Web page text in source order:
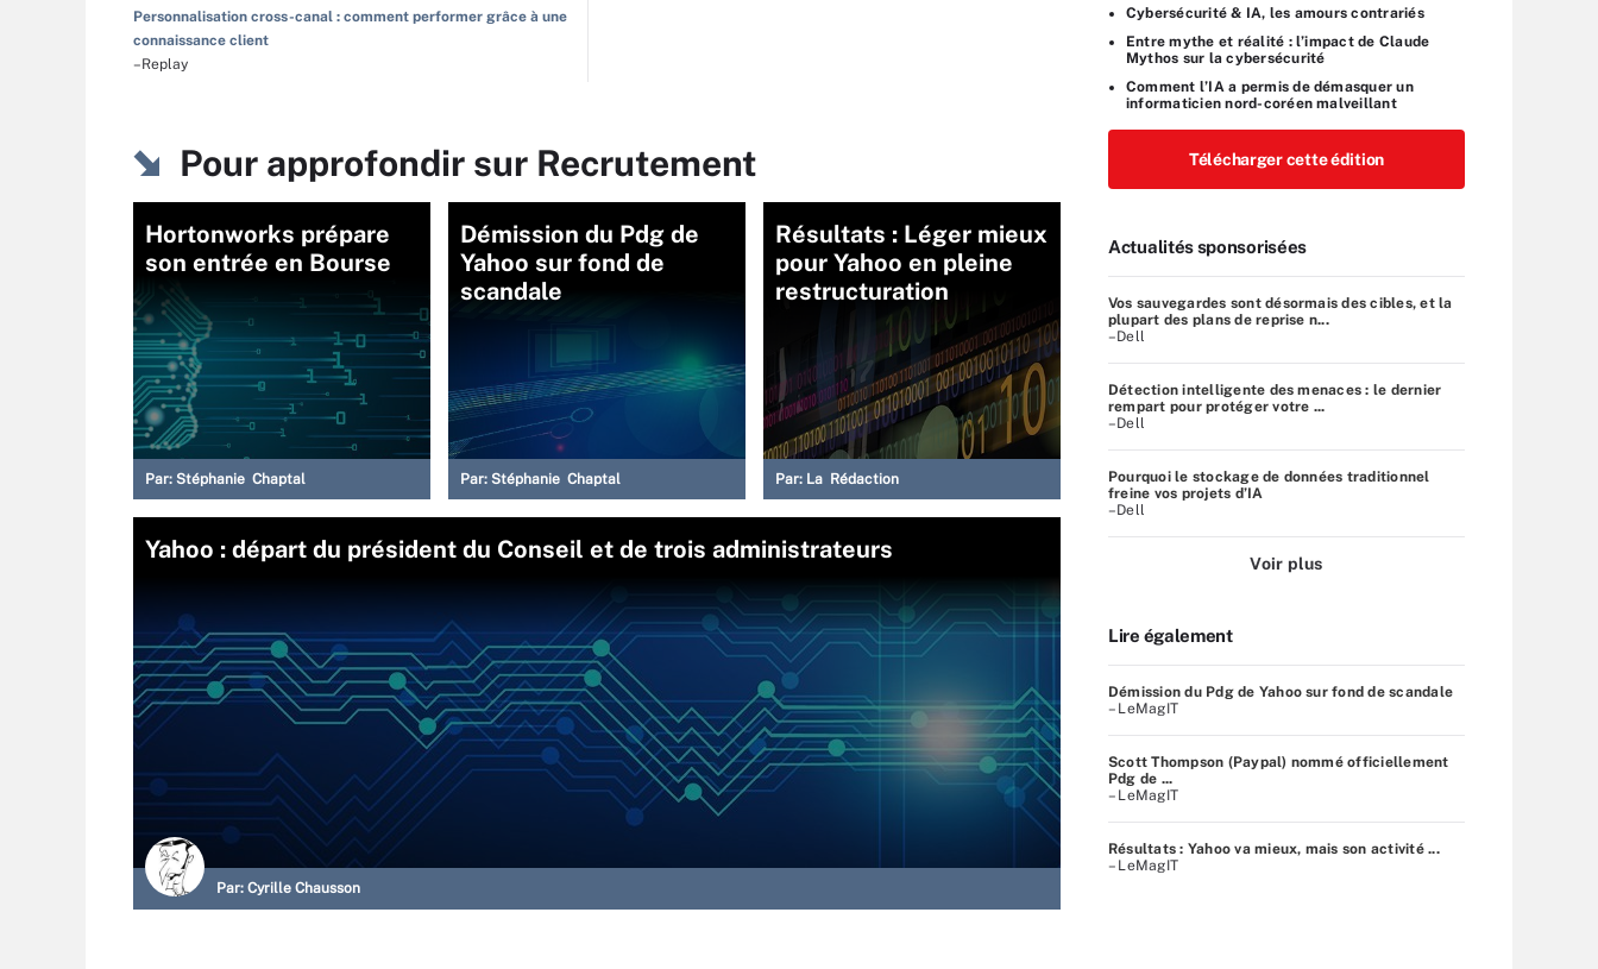
Personnalisation cross-canal : comment performer grâce à une
connaissance client
–Replay
Pour approfondir sur Recrutement
Hortonworks prépare
son entrée en Bourse
Par: Stéphanie Chaptal
Démission du Pdg de
Yahoo sur fond de
scandale
Par: Stéphanie Chaptal
Résultats : Léger mieux
pour Yahoo en pleine
restructuration
Par: La Rédaction
Yahoo : départ du président du Conseil et de trois administrateurs
Par: Cyrille Chausson
Cybersécurité & IA, les amours contrariés
Entre mythe et réalité : l’impact de Claude
Mythos sur la cybersécurité
Comment l’IA a permis de démasquer un
informaticien nord-coréen malveillant
Télécharger cette édition
Actualités sponsorisées
Vos sauvegardes sont désormais des cibles, et la
plupart des plans de reprise n...
–Dell
Détection intelligente des menaces : le dernier
rempart pour protéger votre ...
–Dell
Pourquoi le stockage de données traditionnel
freine vos projets d’IA
–Dell
Voir plus
Lire également
Démission du Pdg de Yahoo sur fond de scandale
– LeMagIT
Scott Thompson (Paypal) nommé officiellement
Pdg de ...
– LeMagIT
Résultats : Yahoo va mieux, mais son activité ...
– LeMagIT